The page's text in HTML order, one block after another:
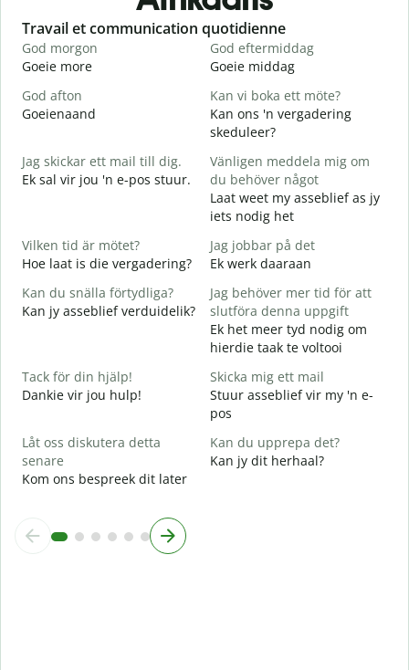
Slide 1 of 6
Travail et communication quotidienne
God morgon
Goeie more
God eftermiddag
Goeie middag
God afton
Goeienaand
Kan vi boka ett möte?
Kan ons 'n vergadering
skeduleer?
Jag skickar ett mail till dig.
Ek sal vir jou 'n e-pos stuur.
Vänligen meddela mig om
du behöver något
Laat weet my asseblief as jy
iets nodig het
Vilken tid är mötet?
Hoe laat is die vergadering?
Jag jobbar på det
Ek werk daaraan
Kan du snälla förtydliga?
Kan jy asseblief verduidelik?
Jag behöver mer tid för att
slutföra denna uppgift
Ek het meer tyd nodig om
hierdie taak te voltooi
Tack för din hjälp!
Dankie vir jou hulp!
Skicka mig ett mail
Stuur asseblief vir my 'n e-
pos
Låt oss diskutera detta
senare
Kom ons bespreek dit later
Kan du upprepa det?
Kan jy dit herhaal?